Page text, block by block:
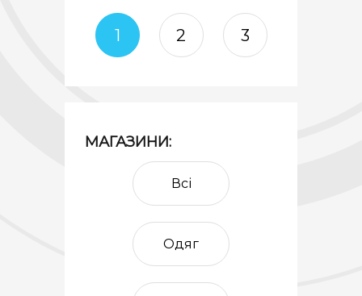
1 2 3
МАГАЗИНИ:
Всі
Одяг